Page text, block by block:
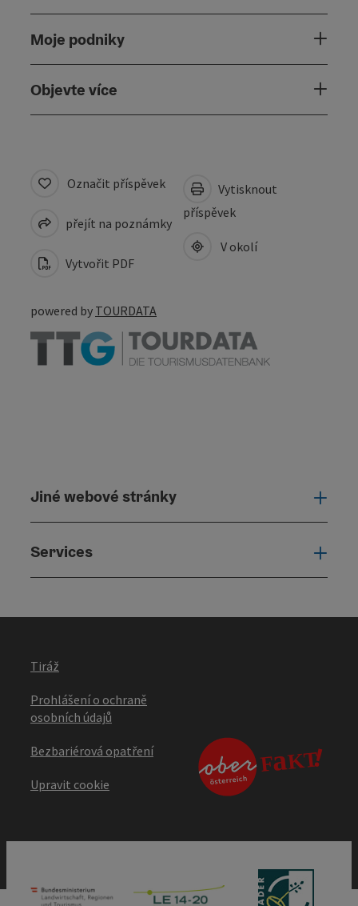
Moje podniky
Objevte více
Označit příspěvek
přejít na poznámky
Vytvořit PDF
Vytisknout
příspěvek
V okolí
powered by TOURDATA
Jiné webové stránky
Services
Tiráž
Prohlášení o ochraně
osobních údajů
Bezbariérová opatření
Upravit cookie